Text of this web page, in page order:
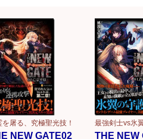
を屠る、究極聖光技！
NEW GATE02
最強剣士vs氷
THE NEW